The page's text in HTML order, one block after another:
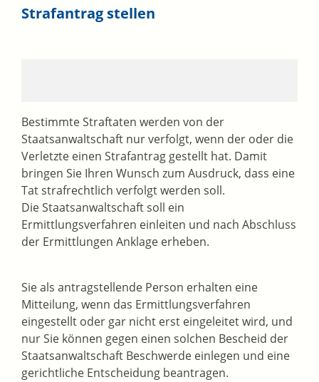
Strafantrag stellen
Bestimmte Straftaten werden von der
Staatsanwaltschaft nur verfolgt, wenn der oder die
Verletzte einen Strafantrag gestellt hat. Damit
bringen Sie Ihren Wunsch zum Ausdruck, dass eine
Tat strafrechtlich verfolgt werden soll.
Die Staatsanwaltschaft soll ein
Ermittlungsverfahren einleiten und nach Abschluss
der Ermittlungen Anklage erheben.
Sie als antragstellende Person erhalten eine
Mitteilung, wenn das Ermittlungsverfahren
eingestellt oder gar nicht erst eingeleitet wird, und
nur Sie können gegen einen solchen Bescheid der
Staatsanwaltschaft Beschwerde einlegen und eine
gerichtliche Entscheidung beantragen.